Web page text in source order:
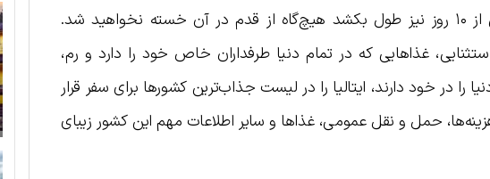
ایتالیا کشوری ست که حتی اگر سفر شما بیش از ۱۰ روز نیز طول بکشد هیچ‌گاه از قدم در آن خسته نخواهید شد.
غذاهایی که در تمام دنیا طرفداران خاص خود را دارد و رم،
را در خود دارند، ایتالیا را در لیست جذاب‌ترین کشورها برای سفر قرار
حمل و نقل عمومی، غذاها و سایر اطلاعات مهم این کشور زیبای